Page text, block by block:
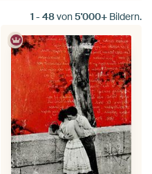
1 - 48von5'000+ Bildern.